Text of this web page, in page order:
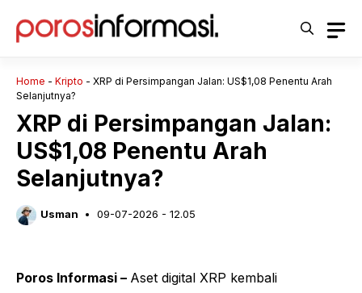
Home - Kripto - XRP di Persimpangan Jalan: US$1,08 Penentu Arah
Selanjutnya?
XRP di Persimpangan Jalan:
US$1,08 Penentu Arah
Selanjutnya?
Usman 09-07-2026 - 12.05
Poros Informasi – Aset digital XRP kembali